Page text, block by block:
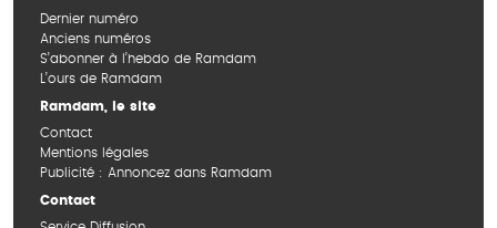
Dernier numéro
Anciens numéros
S’abonner à l’hebdo de Ramdam
L’ours de Ramdam
Ramdam, le site
Contact
Mentions légales
Publicité : Annoncez dans Ramdam
Contact